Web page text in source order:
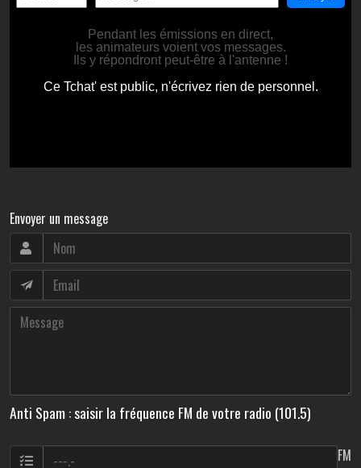
Envoyer un message
Anti Spam : saisir la fréquence FM de votre radio (101.5)
FM